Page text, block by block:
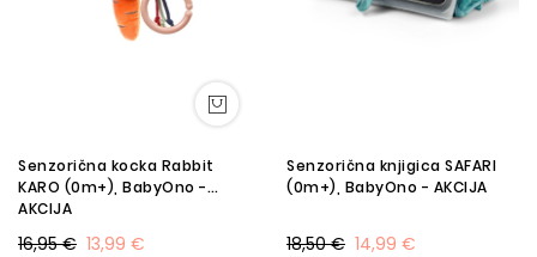
Senzorična kocka Rabbit
KARO (0m+), BabyOno -
AKCIJA
13,99 €
16,95 €
Senzorična knjigica SAFARI
(0m+), BabyOno - AKCIJA
14,99 €
18,50 €